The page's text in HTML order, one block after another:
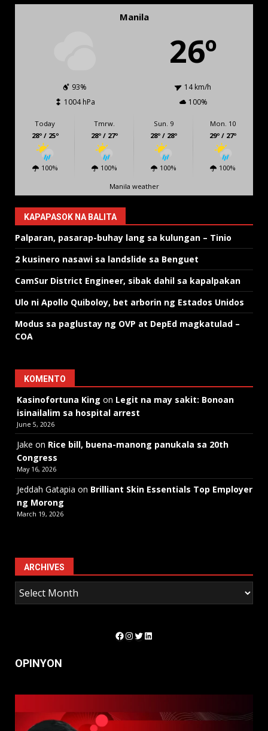
Manila
26º
93%
14 km/h
1004 hPa
100%
Today
28º / 25º
100%
Tmrw.
28º / 27º
100%
Sun. 9
28º / 28º
100%
Mon. 10
29º / 27º
100%
Manila weather
KAPAPASOK NA BALITA
Palparan, pasarap-buhay lang sa kulungan – Tinio
2 kusinero nasawi sa landslide sa Benguet
CamSur District Engineer, sibak dahil sa kapalpakan
Ulo ni Apollo Quiboloy, bet arborin ng Estados Unidos
Modus sa paglustay ng OVP at DepEd magkatulad –
COA
KOMENTO
Kasinofortuna King on Legit na may sakit: Bonoan
isinailalim sa hospital arrest
June 5, 2026
Jake on Rice bill, buena-manong panukala sa 20th
Congress
May 16, 2026
Jeddah Gatapia on Brilliant Skin Essentials Top Employer
ng Morong
March 19, 2026
ARCHIVES
Facebook
Instagram
Twitter
LinkedIn
OPINYON